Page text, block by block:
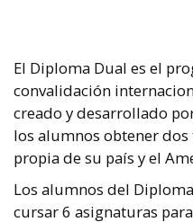
El Diploma Dual es el
convalidación
creado y desarrollado
los alumnos obtener
propia de su país y el
Los alumnos del
cursar 6 asignaturas